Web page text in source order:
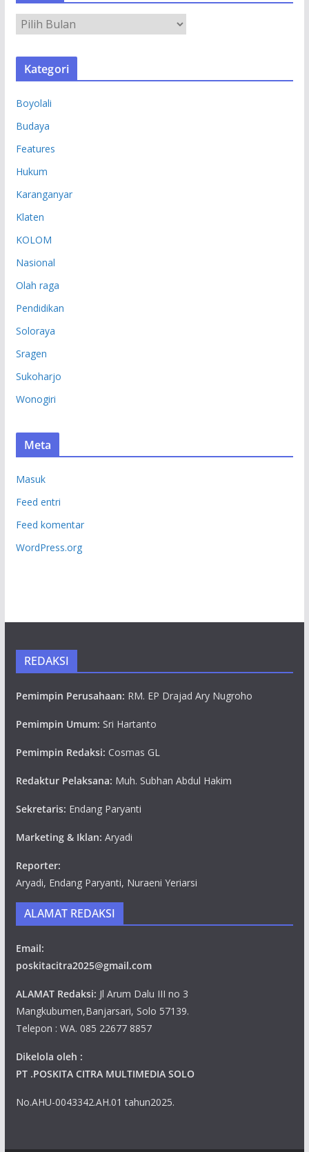
R
S
Kategori
Boyolali
Budaya
Features
Hukum
Karanganyar
Klaten
KOLOM
Nasional
Olah raga
Pendidikan
Soloraya
Sragen
Sukoharjo
Wonogiri
Meta
Masuk
Feed entri
Feed komentar
WordPress.org
REDAKSI
Pemimpin Perusahaan: RM. EP Drajad Ary Nugroho
Pemimpin Umum: Sri Hartanto
Pemimpin Redaksi: Cosmas GL
Redaktur Pelaksana: Muh. Subhan Abdul Hakim
Sekretaris: Endang Paryanti
Marketing & Iklan: Aryadi
Reporter:
Aryadi, Endang Paryanti, Nuraeni Yeriarsi
ALAMAT REDAKSI
Email:
poskitacitra2025@gmail.com
ALAMAT Redaksi: Jl Arum Dalu III no 3
Mangkubumen,Banjarsari, Solo 57139.
Telepon : WA. 085 22677 8857
Dikelola oleh :
PT .POSKITA CITRA MULTIMEDIA SOLO
No.AHU-0043342.AH.01 tahun2025.